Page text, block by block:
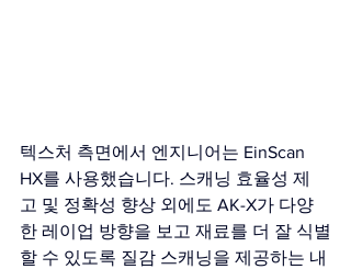
텍스처 측면에서 엔지니어는 EinScan
HX를 사용했습니다. 스캐닝 효율성 제
고 및 정확성 향상 외에도 AK-X가 다양
한 레이업 방향을 보고 재료를 더 잘 식별
할 수 있도록 질감 스캐닝을 제공하는 내